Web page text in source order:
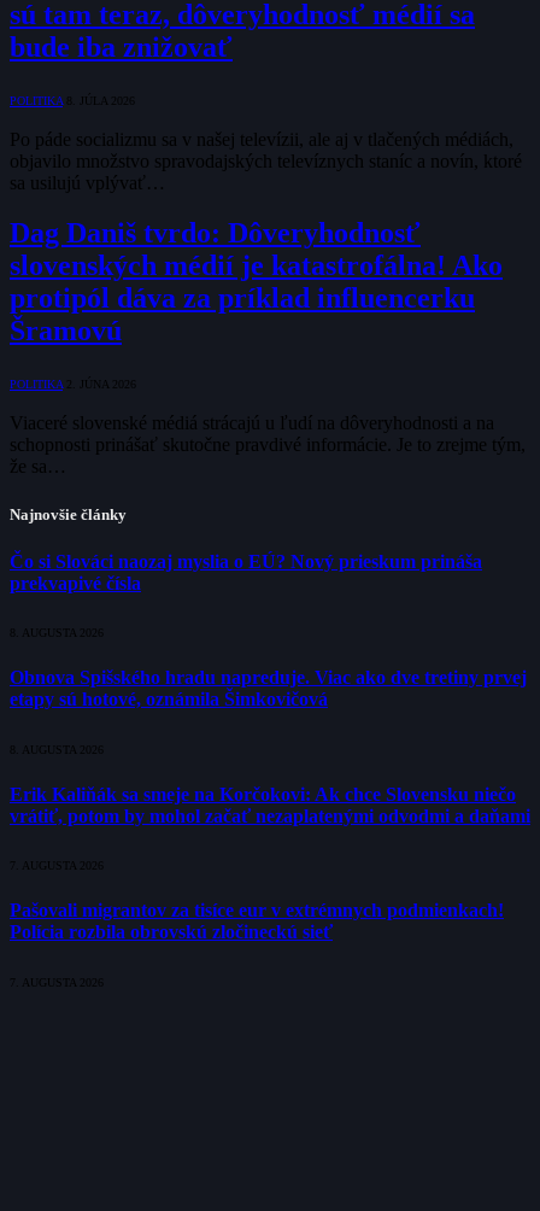
sú tam teraz, dôveryhodnosť médií sa
bude iba znižovať
POLITIKA 8. JÚLA 2026
Po páde socializmu sa v našej televízii, ale aj v tlačených médiách,
objavilo množstvo spravodajských televíznych staníc a novín, ktoré
sa usilujú vplývať…
Dag Daniš tvrdo: Dôveryhodnosť
slovenských médií je katastrofálna! Ako
protipól dáva za príklad influencerku
Šramovú
POLITIKA 2. JÚNA 2026
Viaceré slovenské médiá strácajú u ľudí na dôveryhodnosti a na
schopnosti prinášať skutočne pravdivé informácie. Je to zrejme tým,
že sa…
Najnovšie články
Čo si Slováci naozaj myslia o EÚ? Nový prieskum prináša
prekvapivé čísla
8. AUGUSTA 2026
Obnova Spišského hradu napreduje. Viac ako dve tretiny prvej
etapy sú hotové, oznámila Šimkovičová
8. AUGUSTA 2026
Erik Kaliňák sa smeje na Korčokovi: Ak chce Slovensku niečo
vrátiť, potom by mohol začať nezaplatenými odvodmi a daňami
7. AUGUSTA 2026
Pašovali migrantov za tisíce eur v extrémnych podmienkach!
Polícia rozbila obrovskú zločineckú sieť
7. AUGUSTA 2026